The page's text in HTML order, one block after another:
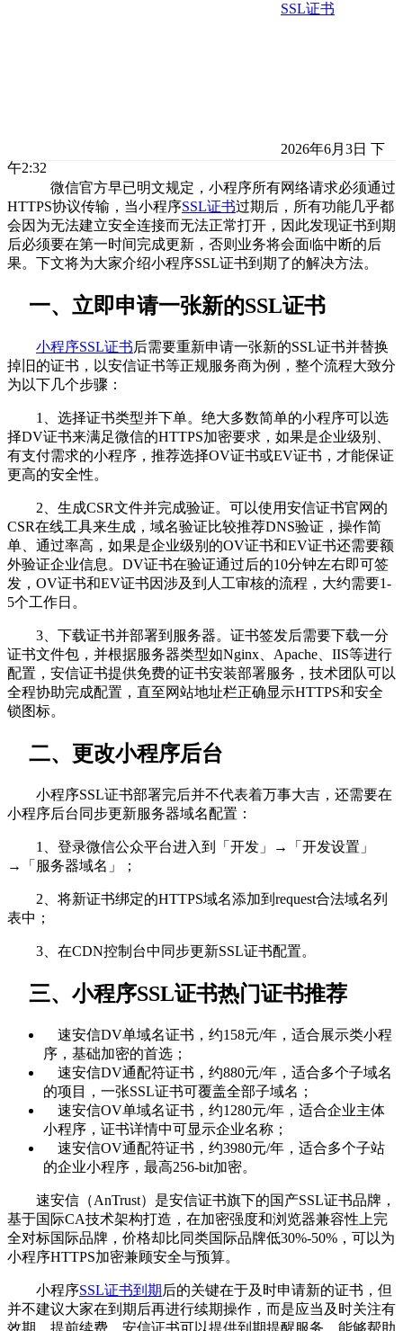
SSL证书
2026年6月3日 下
午2:32
微信官方早已明文规定，小程序所有网络请求必须通过
HTTPS协议传输，当小程序SSL证书过期后，所有功能几乎都
会因为无法建立安全连接而无法正常打开，因此发现证书到期
后必须要在第一时间完成更新，否则业务将会面临中断的后
果。下文将为大家介绍小程序SSL证书到期了的解决方法。
一、立即申请一张新的SSL证书
小程序SSL证书后需要重新申请一张新的SSL证书并替换
掉旧的证书，以安信证书等正规服务商为例，整个流程大致分
为以下几个步骤：
1、选择证书类型并下单。绝大多数简单的小程序可以选
择DV证书来满足微信的HTTPS加密要求，如果是企业级别、
有支付需求的小程序，推荐选择OV证书或EV证书，才能保证
更高的安全性。
2、生成CSR文件并完成验证。可以使用安信证书官网的
CSR在线工具来生成，域名验证比较推荐DNS验证，操作简
单、通过率高，如果是企业级别的OV证书和EV证书还需要额
外验证企业信息。DV证书在验证通过后的10分钟左右即可签
发，OV证书和EV证书因涉及到人工审核的流程，大约需要1-
5个工作日。
3、下载证书并部署到服务器。证书签发后需要下载一分
证书文件包，并根据服务器类型如Nginx、Apache、IIS等进行
配置，安信证书提供免费的证书安装部署服务，技术团队可以
全程协助完成配置，直至网站地址栏正确显示HTTPS和安全
锁图标。
二、更改小程序后台
小程序SSL证书部署完后并不代表着万事大吉，还需要在
小程序后台同步更新服务器域名配置：
1、登录微信公众平台进入到「开发」→「开发设置」
→「服务器域名」；
2、将新证书绑定的HTTPS域名添加到request合法域名列
表中；
3、在CDN控制台中同步更新SSL证书配置。
三、小程序SSL证书热门证书推荐
速安信DV单域名证书，约158元/年，适合展示类小程
序，基础加密的首选；
速安信DV通配符证书，约880元/年，适合多个子域名
的项目，一张SSL证书可覆盖全部子域名；
速安信OV单域名证书，约1280元/年，适合企业主体
小程序，证书详情中可显示企业名称；
速安信OV通配符证书，约3980元/年，适合多个子站
的企业小程序，最高256-bit加密。
速安信（AnTrust）是安信证书旗下的国产SSL证书品牌，
基于国际CA技术架构打造，在加密强度和浏览器兼容性上完
全对标国际品牌，价格却比同类国际品牌低30%-50%，可以为
小程序HTTPS加密兼顾安全与预算。
小程序SSL证书到期 后的关键在于及时申请新的证书，但
并不建议大家在到期后再进行续期操作，而是应当及时关注有
效期，提前续费。安信证书可以提供到期提醒服务，能够帮助